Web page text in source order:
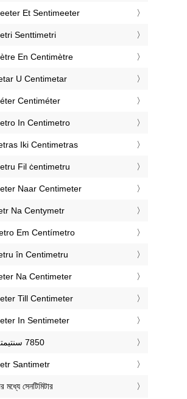
Et Sentimeeter
Senttimetri
En Centimètre
U Centimetar
Centiméter
In Centimetro
Iki Centimetras
Fil ċentimetru
Naar Centimeter
Na Centymetr
Em Centímetro
în Centimetru
Na Centimeter
Till Centimeter
In Sentimeter
Santimetr
মধ্যে সেনটিমিটার